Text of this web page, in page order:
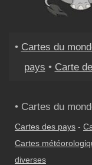
• Cartes du
pays • Carte
• Cartes du
Cartes des pays -
Cartes
diverses